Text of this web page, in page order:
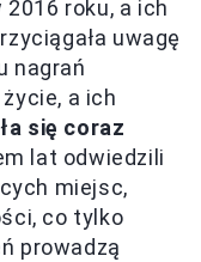
roku, a ich
uwagę
nagrań
a ich
się coraz
lat odwiedzili
miejsc,
co tylko
prowadzą